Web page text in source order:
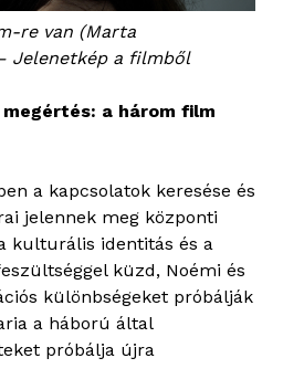
re van (Marta
Jelenetkép a filmből
a három film
a kapcsolatok keresése és
jelennek meg központi
kulturális identitás és a
küzd, Noémi és
különbségeket próbálják
a háború által
próbálja újra